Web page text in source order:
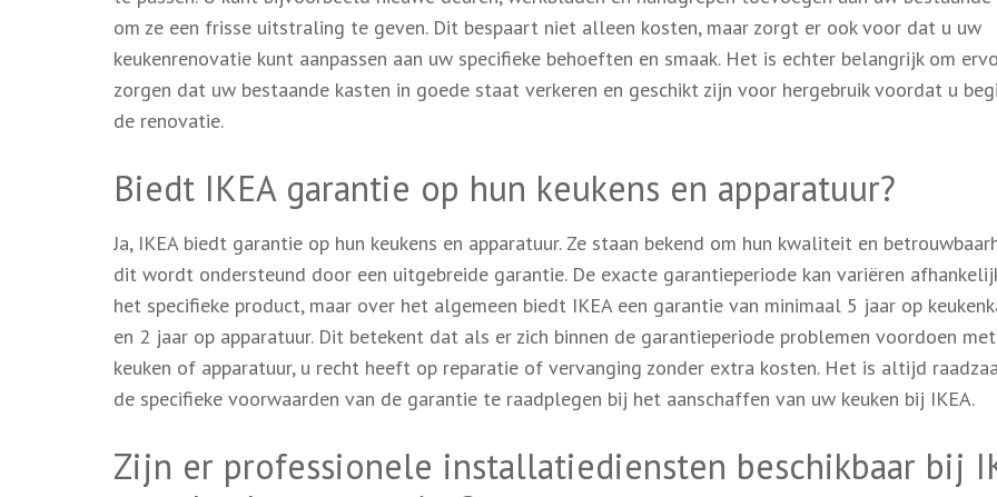
om ze een frisse uitstraling te geven. Dit bespaart niet alleen kosten, maar zorgt er ook voor dat u uw
keukenrenovatie kunt aanpassen aan uw specifieke behoeften en smaak. Het is echter belangrijk om
zorgen dat uw bestaande kasten in goede staat verkeren en geschikt zijn voor hergebruik voordat u
de renovatie.
Biedt IKEA garantie op hun keukens en apparatuur?
Ja, IKEA biedt garantie op hun keukens en apparatuur. Ze staan bekend om hun kwaliteit en
dit wordt ondersteund door een uitgebreide garantie. De exacte garantieperiode kan variëren
het specifieke product, maar over het algemeen biedt IKEA een garantie van minimaal 5 jaar op
en 2 jaar op apparatuur. Dit betekent dat als er zich binnen de garantieperiode problemen voordoen
keuken of apparatuur, u recht heeft op reparatie of vervanging zonder extra kosten. Het is altijd
de specifieke voorwaarden van de garantie te raadplegen bij het aanschaffen van uw keuken bij IKEA.
Zijn er professionele installatiediensten beschikbaar bij